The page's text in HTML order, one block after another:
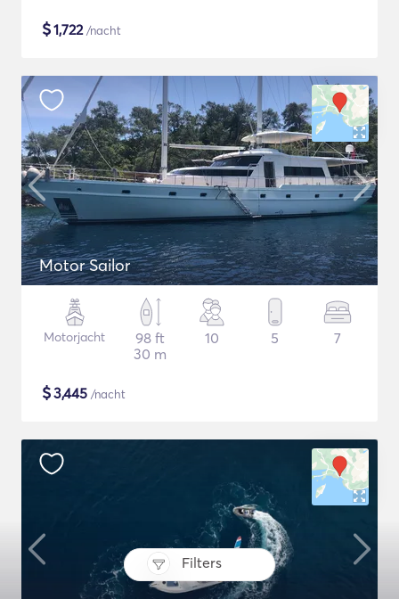
Filters
$1,722/nacht
Motor Sailor
Motorjacht
98 ft
30 m
10 5 7
$3,445 /nacht